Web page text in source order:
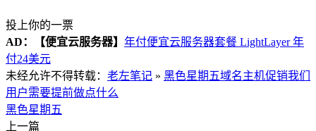
投上你的一票
AD：
【便宜云服务器】 年付便宜云服务器套餐 LightLayer 年
付24美元
未经允许不得转载： 老左笔记 » 黑色星期五域名主机促销我们
用户需要提前做点什么
黑色星期五
上一篇